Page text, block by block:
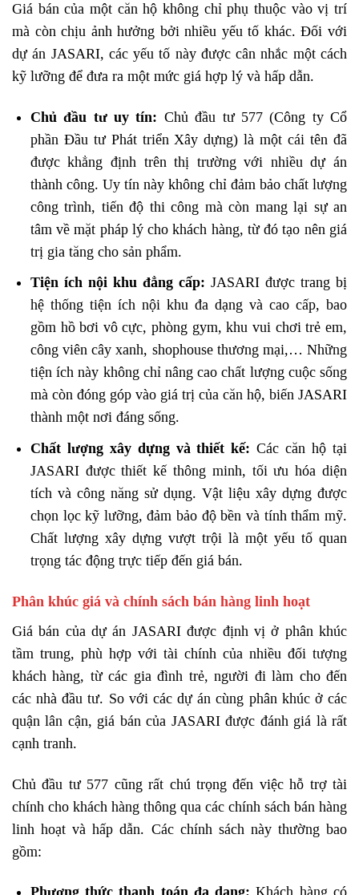
Giá bán của một căn hộ không chỉ phụ thuộc vào vị trí
mà còn chịu ảnh hưởng bởi nhiều yếu tố khác. Đối với
dự án JASARI, các yếu tố này được cân nhắc một cách
kỹ lưỡng để đưa ra một mức giá hợp lý và hấp dẫn.
Chủ đầu tư uy tín: Chủ đầu tư 577 (Công ty Cổ
phần Đầu tư Phát triển Xây dựng) là một cái tên đã
được khẳng định trên thị trường với nhiều dự án
thành công. Uy tín này không chỉ đảm bảo chất lượng
công trình, tiến độ thi công mà còn mang lại sự an
tâm về mặt pháp lý cho khách hàng, từ đó tạo nên giá
trị gia tăng cho sản phẩm.
Tiện ích nội khu đẳng cấp: JASARI được trang bị
hệ thống tiện ích nội khu đa dạng và cao cấp, bao
gồm hồ bơi vô cực, phòng gym, khu vui chơi trẻ em,
công viên cây xanh, shophouse thương mại,… Những
tiện ích này không chỉ nâng cao chất lượng cuộc sống
mà còn đóng góp vào giá trị của căn hộ, biến JASARI
thành một nơi đáng sống.
Chất lượng xây dựng và thiết kế: Các căn hộ tại
JASARI được thiết kế thông minh, tối ưu hóa diện
tích và công năng sử dụng. Vật liệu xây dựng được
chọn lọc kỹ lưỡng, đảm bảo độ bền và tính thẩm mỹ.
Chất lượng xây dựng vượt trội là một yếu tố quan
trọng tác động trực tiếp đến giá bán.
Phân khúc giá và chính sách bán hàng linh hoạt
Giá bán của dự án JASARI được định vị ở phân khúc
tầm trung, phù hợp với tài chính của nhiều đối tượng
khách hàng, từ các gia đình trẻ, người đi làm cho đến
các nhà đầu tư. So với các dự án cùng phân khúc ở các
quận lân cận, giá bán của JASARI được đánh giá là rất
cạnh tranh.
Chủ đầu tư 577 cũng rất chú trọng đến việc hỗ trợ tài
chính cho khách hàng thông qua các chính sách bán hàng
linh hoạt và hấp dẫn. Các chính sách này thường bao
gồm: